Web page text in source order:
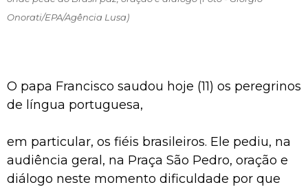
Onorati/EPA/Agência Lusa)
O papa Francisco saudou hoje (11) os peregrinos
de língua portuguesa,
em particular, os fiéis brasileiros. Ele pediu, na
audiência geral, na Praça São Pedro, oração e
diálogo neste momento dificuldade por que